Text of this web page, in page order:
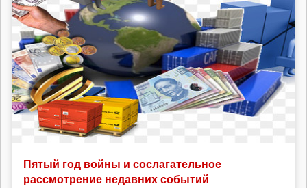
Пятый год войны и сослагательное
рассмотрение недавних событий